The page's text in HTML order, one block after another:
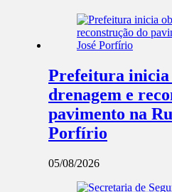
Prefeitura inicia
drenagem e
pavimento na
Porfírio
05/08/2026